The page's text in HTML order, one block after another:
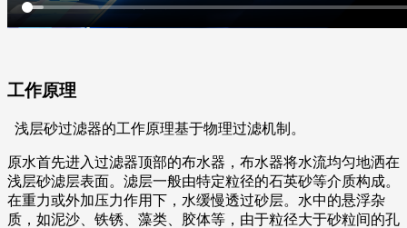
工作原理
浅层砂过滤器的工作原理基于物理过滤机制。
原水首先进入过滤器顶部的布水器，布水器将水流均匀地洒在
浅层砂滤层表面。滤层一般由特定粒径的石英砂等介质构成。
在重力或外加压力作用下，水缓慢透过砂层。水中的悬浮杂
质，如泥沙、铁锈、藻类、胶体等，由于粒径大于砂粒间的孔